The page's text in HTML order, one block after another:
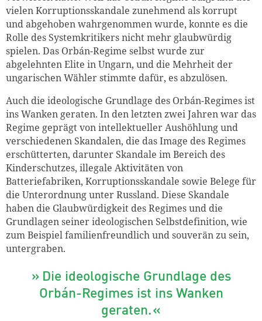
vielen Korruptionsskandale zunehmend als korrupt
und abgehoben wahrgenommen wurde, konnte es die
Rolle des Systemkritikers nicht mehr glaubwürdig
spielen. Das Orbán-Regime selbst wurde zur
abgelehnten Elite in Ungarn, und die Mehrheit der
ungarischen Wähler stimmte dafür, es abzulösen.
Auch die ideologische Grundlage des Orbán-Regimes ist
ins Wanken geraten. In den letzten zwei Jahren war das
Regime geprägt von intellektueller Aushöhlung und
verschiedenen Skandalen, die das Image des Regimes
erschütterten, darunter Skandale im Bereich des
Kinderschutzes, illegale Aktivitäten von
Batteriefabriken, Korruptionsskandale sowie Belege für
die Unterordnung unter Russland. Diese Skandale
haben die Glaubwürdigkeit des Regimes und die
Grundlagen seiner ideologischen Selbstdefinition, wie
zum Beispiel familienfreundlich und souverän zu sein,
untergraben.
Die ideologische Grundlage des
Orbán-Regimes ist ins Wanken
geraten.